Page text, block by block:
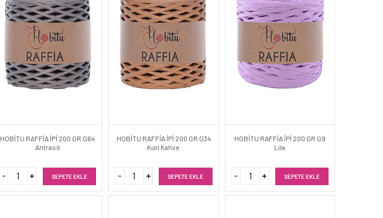
HOBİTU RAFFİA İPİ 200 GR G64
Antrasit
SEPETE EKLE
HOBİTU RAFFİA İPİ 200 GR G34
Kızıl Kahve
SEPETE EKLE
HOBİTU RAFFİA İPİ 200 GR G9
Lila
SEPETE EKLE